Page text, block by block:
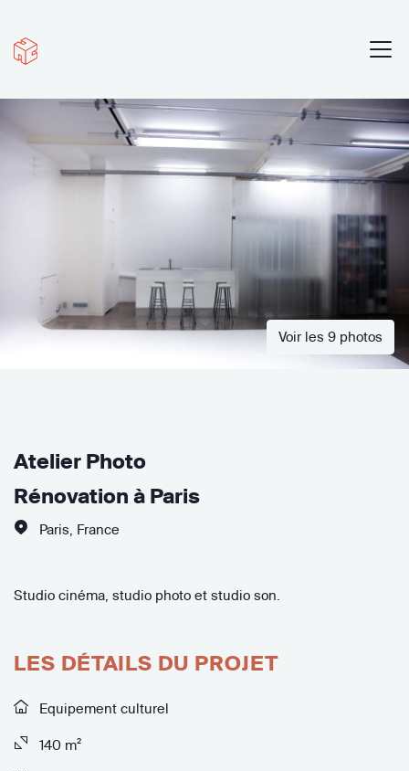
Voir les 9 photos
Atelier Photo
Rénovation à Paris
Paris France
Studio cinéma, studio photo et studio son.
LES DÉTAILS DU PROJET
Equipement culturel
140 m²